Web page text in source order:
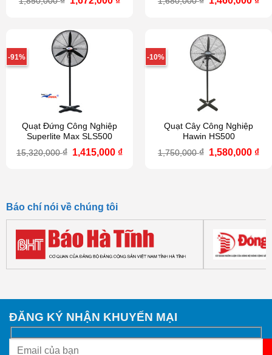
1,850,000 ₫.
-91%
Quạt Đứng Công Nghiệp
Superlite Max SLS500
15,320,000₫ Giá
1,415,000 ₫Giá
-10%
Quạt Cây Công Nghiệp
Hawin HS500
1,750,000₫ Giá
1,580,000 ₫
Báo chí nói về chúng tôi
ĐĂNG KÝ NHẬN KHUYẾN MẠI